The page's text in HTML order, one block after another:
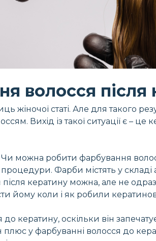
волосся після
жіночої статі. Але для такого
Вихід із такої ситуації є
можна робити фарбування
Фарби містять у
кератину можна, але не
йому коли і як робили
оскільки він
у фарбуванні волосся до